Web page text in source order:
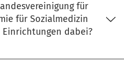
für
für Sozialmedizin
Einrichtungen dabei?